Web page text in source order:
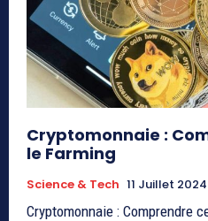
Cryptomonnaie :
le Farming
Science & Tech 11 Juillet 2024
Cryptomonnaie : Comprendre